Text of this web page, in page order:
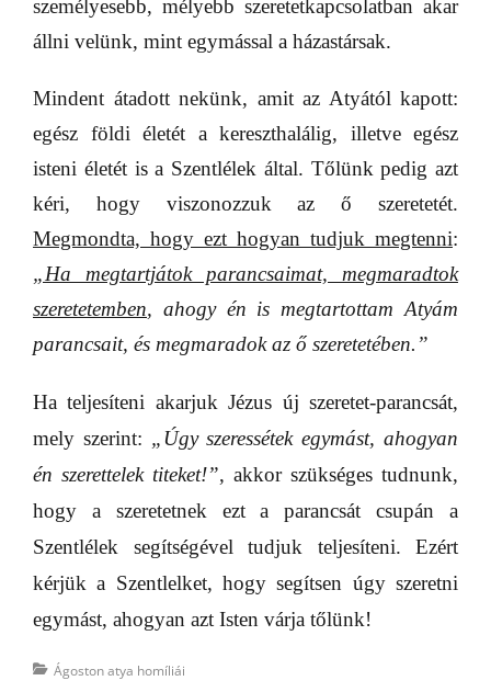
személyesebb, mélyebb szeretetkapcsolatban akar
állni velünk, mint egymással a házastársak.
Mindent átadott nekünk, amit az Atyától kapott:
egész földi életét a kereszthalálig, illetve egész
isteni életét is a Szentlélek által. Tőlünk pedig azt
kéri, hogy viszonozzuk az ő szeretetét.
Megmondta, hogy ezt hogyan tudjuk megtenni:
„Ha megtartjátok parancsaimat, megmaradtok
szeretetemben, ahogy én is megtartottam Atyám
parancsait, és megmaradok az ő szeretetében.”
Ha teljesíteni akarjuk Jézus új szeretet-parancsát,
mely szerint: „Úgy szeressétek egymást, ahogyan
én szerettelek titeket!”, akkor szükséges tudnunk,
hogy a szeretetnek ezt a parancsát csupán a
Szentlélek segítségével tudjuk teljesíteni. Ezért
kérjük a Szentlelket, hogy segítsen úgy szeretni
egymást, ahogyan azt Isten várja tőlünk!
Categories
Ágoston atya homíliái